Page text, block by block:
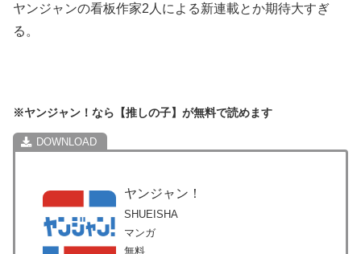
ヤンジャンの看板作家2人による新連載とか期待大すぎ
る。
※ヤンジャン！なら【推しの子】が無料で読めます
ヤンジャン！
SHUEISHA
マンガ
無料